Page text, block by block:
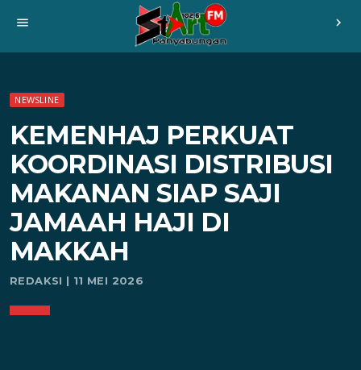
menu chevron_right
NEWSLINE
KEMENHAJ PERKUAT
KOORDINASI DISTRIBUSI
MAKANAN SIAP SAJI
JAMAAH HAJI DI
MAKKAH
REDAKSI | 11 MEI 2026